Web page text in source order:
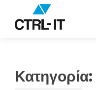
Κατηγορία: